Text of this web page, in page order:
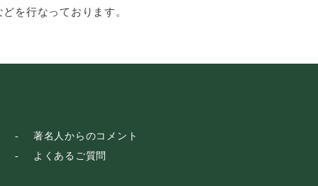
を行なっております。
著名人からのコメント
よくあるご質問